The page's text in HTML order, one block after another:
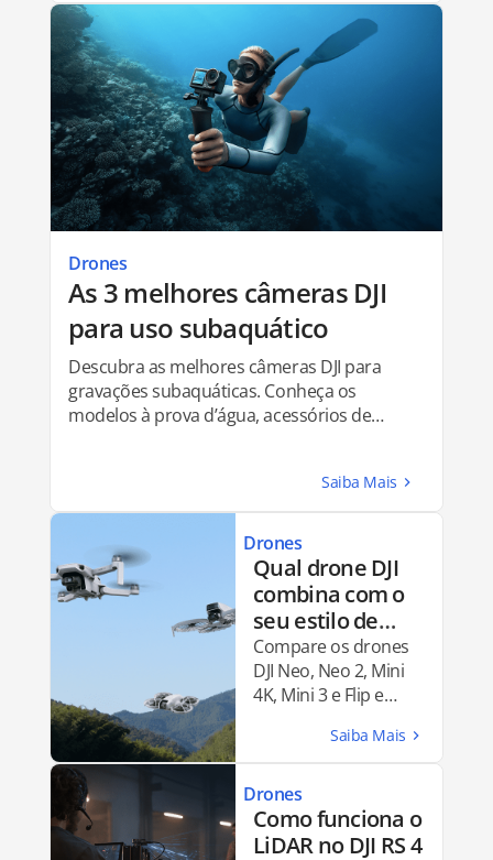
Drones
As 3 melhores câmeras DJI
para uso subaquático
Descubra as melhores câmeras DJI para
gravações subaquáticas. Conheça os
modelos à prova d’água, acessórios de
Drones
Qual drone DJI
combina com o
seu estilo de
voo? Descubra
qual é ideal para
você e comece a
criar (DJI Neo, DJI
Compare os drones
DJI Neo, Neo 2, Mini
4K, Mini 3 e Flip e
modelo é ideal para
seu estilo de voo e
necessidades
criativas.
Drones
Como funciona o
LiDAR no DJI RS 4